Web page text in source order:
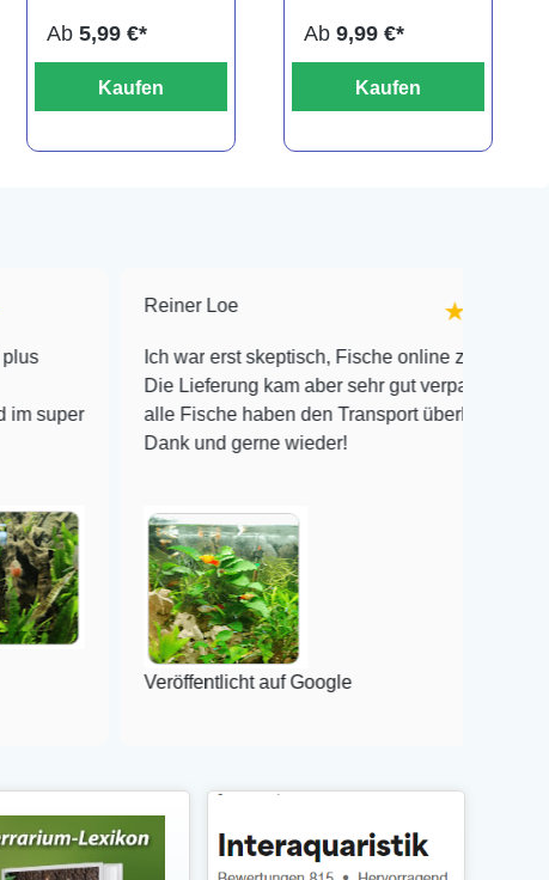
Ab5,99 €*
Kaufen
Ab9,99 €*
Kaufen
Reiner Loe ★★★★★
Ich war erst skeptisch, Fische online zu bestellen!
Die Lieferung kam aber sehr gut verpackt an und
alle Fische haben den Transport überlebt! Vielen
Dank und gerne wieder!
Veröffentlicht auf Google